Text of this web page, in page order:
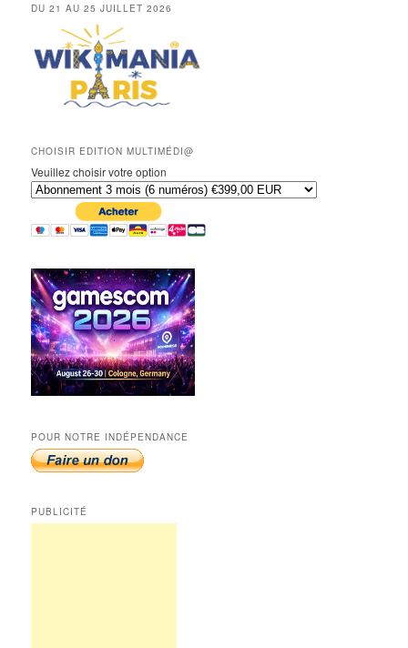
DU 21 AU 25 JUILLET 2026
CHOISIR EDITION MULTIMÉDI@
Veuillez choisir votre option
POUR NOTRE INDÉPENDANCE
PUBLICITÉ